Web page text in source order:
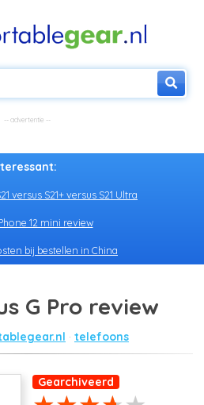
versus S21+ versus S21 Ultra
12 mini review
bij bestellen in China
G Pro review
telefoons
Gearchiveerd